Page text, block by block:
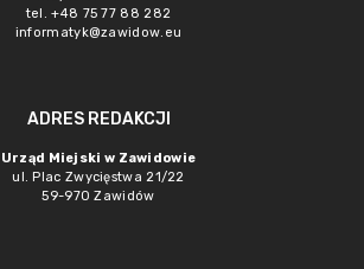
tel. +48 75 77 88 282
informatyk@zawidow.eu
ADRES REDAKCJI
Urząd Miejski w Zawidowie
ul. Plac Zwycięstwa 21/22
59-970 Zawidów